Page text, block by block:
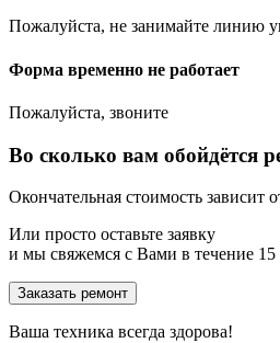
Пожалуйста, не занимайте линию
Форма временно не работает
Пожалуйста, звоните
Во сколько вам обойдётся
Окончательная стоимость зависит
Или просто оставьте заявку
и мы свяжемся с Вами в течение 15
Заказать ремонт
Ваша техника всегда здорова!